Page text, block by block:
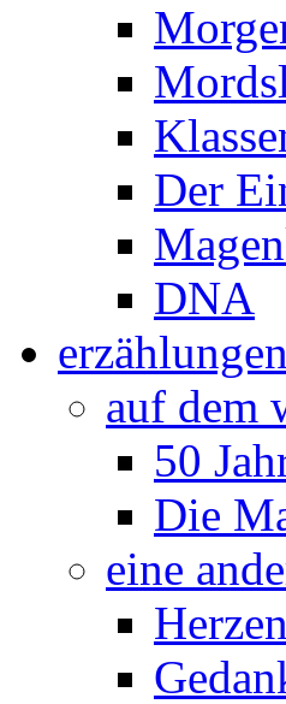
Der
DNA
erzählungen
auf dem
50
Die
eine